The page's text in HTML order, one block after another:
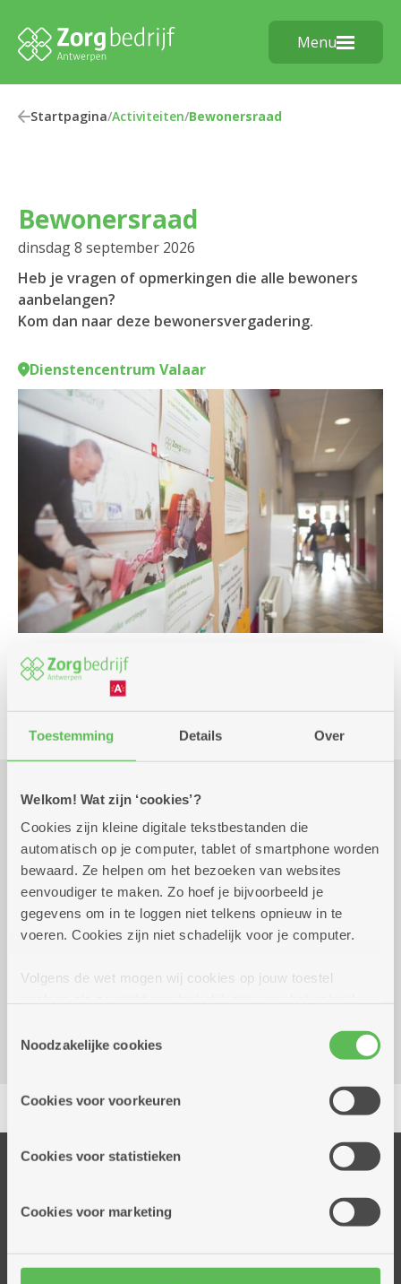
Toestemming Details Over
Welkom! Wat zijn ‘cookies’?
Cookies zijn kleine digitale tekstbestanden die
automatisch op je computer, tablet of smartphone worden
bewaard. Ze helpen om het bezoeken van websites
eenvoudiger te maken. Zo hoef je bijvoorbeeld je
gegevens om in te loggen niet telkens opnieuw in te
voeren. Cookies zijn niet schadelijk voor je computer.
Volgens de wet mogen wij cookies op jouw toestel
cookies hebben we jouw toestemming nodig. Sommige
cookies worden geplaatst door derde partijen die een
informatie over jouw (geanonimiseerd) gebruik van onze
partners kunnen deze gegevens combineren met andere
Noodzakelijke cookies
Cookies voor voorkeuren
Cookies voor statistieken
Cookies voor marketing
Menu
Startpagina/Activiteiten/Bewonersraad
Bewonersraad
dinsdag 8 september 2026
Heb je vragen of opmerkingen die alle bewoners
aanbelangen?
Kom dan naar deze bewonersvergadering.
Dienstencentrum Valaar
Praktisch
dinsdag 8 september
2026
09.30 uur tot 10.30
uur
Dienstencentrum Valaar
Dichtersstraat 115
Delen
Onze diensten
Dienstencentra
Woonzorgcentra